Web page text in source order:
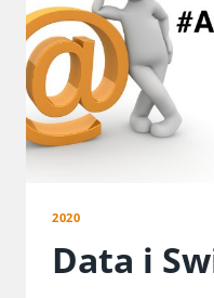
2020
Data i